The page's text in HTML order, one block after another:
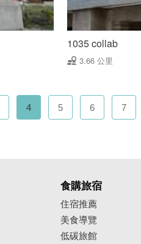
1035 collab
3.66 公里
4 5 6 7
食購旅宿
住宿推薦
美食導覽
低碳旅館